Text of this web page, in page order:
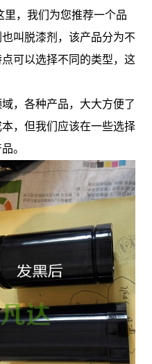
里，我们为您推荐一个品
叫脱漆剂，该产品分为不
可以选择不同的类型，这
，各种产品，大大方便了
，但我们应该在一些选择
。